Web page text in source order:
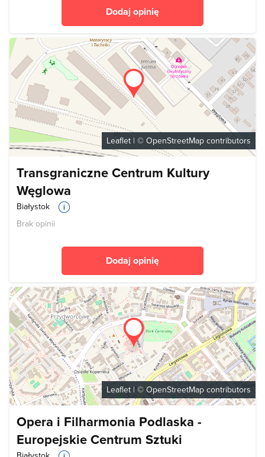
Dodaj opinię
Leaflet | © OpenStreetMap contributors
Transgraniczne Centrum Kultury
Węglowa
Białystok
Brak opinii
Dodaj opinię
Leaflet | ©OpenStreetMap contributors
Opera i Filharmonia Podlaska -
Europejskie Centrum Sztuki